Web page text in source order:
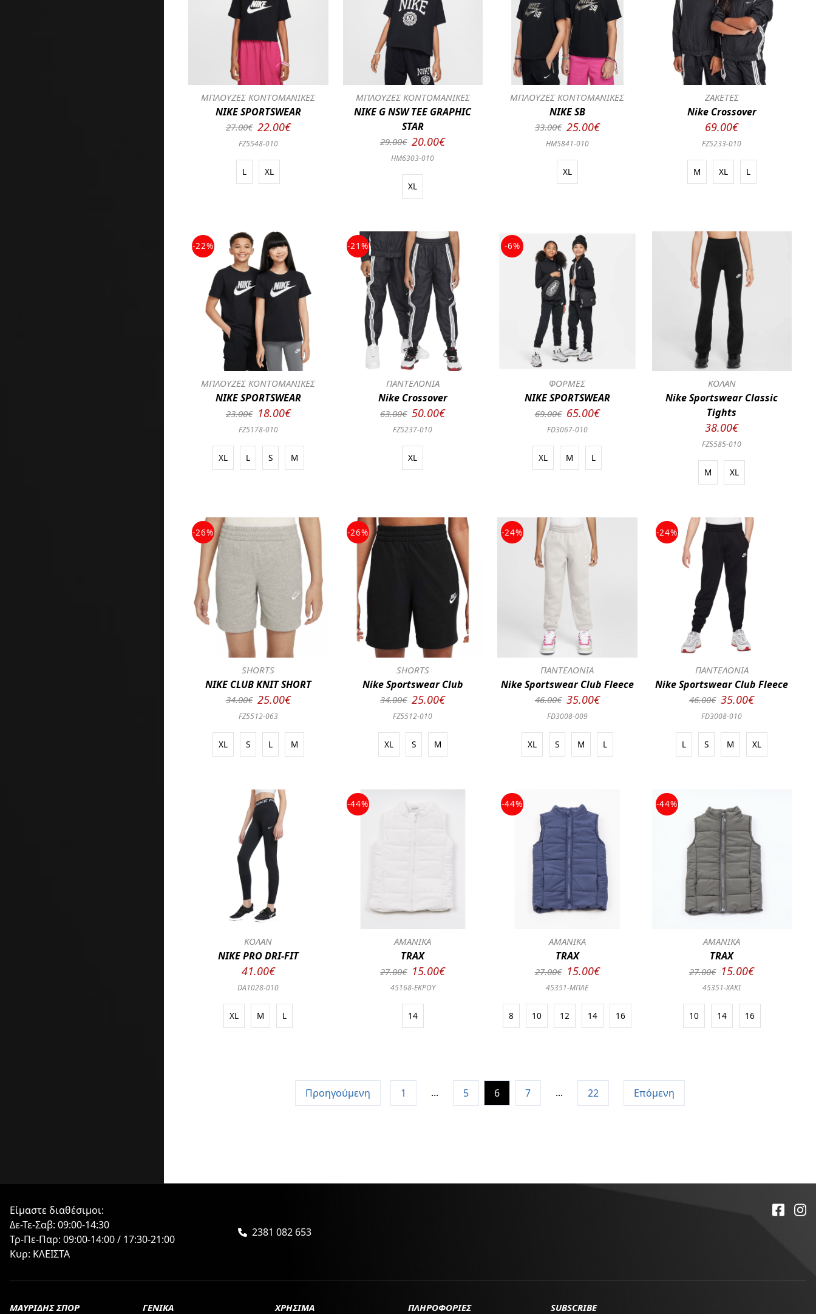
ΜΠΛΟΥΖΕΣ ΚΟΝΤΟΜΑΝΙΚΕΣ
NIKE SPORTSWEAR
27.00€ 22.00€
FZ5548-010
L XL
ΜΠΛΟΥΖΕΣ ΚΟΝΤΟΜΑΝΙΚΕΣ
NIKE G NSW TEE GRAPHIC
STAR
29.00€ 20.00€
HM6303-010
XL
ΜΠΛΟΥΖΕΣ ΚΟΝΤΟΜΑΝΙΚΕΣ
NIKE SB
33.00€ 25.00€
HM5841-010
XL
ΖΑΚΕΤΕΣ
Nike Crossover
69.00€
FZ5233-010
M XL L
-22%
ΜΠΛΟΥΖΕΣ ΚΟΝΤΟΜΑΝΙΚΕΣ
NIKE SPORTSWEAR
23.00€ 18.00€
FZ5178-010
XL L S M
-21%
ΠΑΝΤΕΛΟΝΙΑ
Nike Crossover
63.00€ 50.00€
FZ5237-010
XL
-6%
ΦΟΡΜΕΣ
NIKE SPORTSWEAR
69.00€ 65.00€
FD3067-010
XL M L
ΚΟΛΑΝ
Nike Sportswear Classic
Tights
38.00€
FZ5585-010
M XL
-26%
SHORTS
NIKE CLUB KNIT SHORT
34.00€ 25.00€
FZ5512-063
XL S L M
-26%
SHORTS
Nike Sportswear Club
34.00€ 25.00€
FZ5512-010
XL S M
-24%
ΠΑΝΤΕΛΟΝΙΑ
Nike Sportswear Club Fleece
46.00€ 35.00€
FD3008-009
XL S M L
-24%
ΠΑΝΤΕΛΟΝΙΑ
Nike Sportswear Club Fleece
46.00€ 35.00€
FD3008-010
L S M XL
ΚΟΛΑΝ
NIKE PRO DRI-FIT
41.00€
DA1028-010
XL M L
-44%
ΑΜΑΝΙΚΑ
TRAX
27.00€ 15.00€
45168-ΕΚΡΟΥ
14
-44%
ΑΜΑΝΙΚΑ
TRAX
27.00€ 15.00€
45351-ΜΠΛΕ
8 10 12 14 16
-44%
ΑΜΑΝΙΚΑ
TRAX
27.00€ 15.00€
45351-ΧΑΚΙ
10 14 16
Προηγούμενη 1 ... 5 6 7 ... 22 Επόμενη
Είμαστε διαθέσιμοι:
Δε-Τε-Σαβ: 09:00-14:30
Τρ-Πε-Παρ: 09:00-14:00 / 17:30-21:00
Κυρ: ΚΛΕΙΣΤΑ
2381 082 653
ΜΑΥΡΙΔΗΣ ΣΠΟΡ ΓΕΝΙΚΑ ΧΡΗΣΙΜΑ ΠΛΗΡΟΦΟΡΙΕΣ SUBSCRIBE